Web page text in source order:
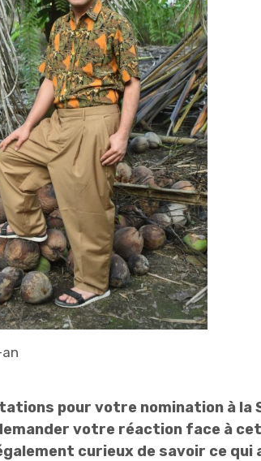
pour votre nomination à la
votre réaction face à
curieux de savoir ce qui